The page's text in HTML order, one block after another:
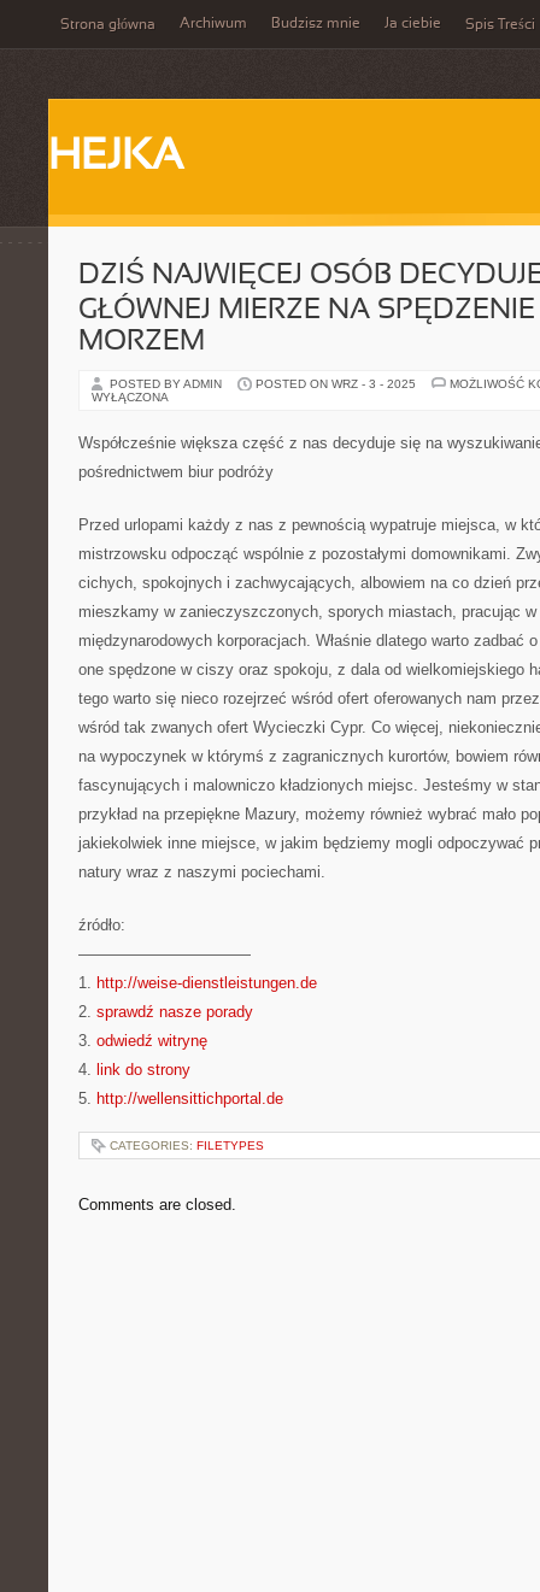
Strona główna Archiwum Budzisz mnie Ja ciebie Spis Treści
HEJKA
DZIŚ NAJWIĘCEJ OSÓB
GŁÓWNEJ MIERZE NA
MORZEM
POSTED BY ADMIN POSTED ON WRZ - 3 - 2025
MOŻLIWOŚĆ
WYŁĄCZONA
Współcześnie większa część z nas decyduje się na
pośrednictwem biur podróży
Przed urlopami każdy z nas z pewnością wypatruje miejsca, w
mistrzowsku odpocząć wspólnie z pozostałymi domownikami.
cichych, spokojnych i zachwycających, albowiem na co dzień
mieszkamy w zanieczyszczonych, sporych miastach, pracując
międzynarodowych korporacjach. Właśnie dlatego warto zadbać
one spędzone w ciszy oraz spokoju, z dala od wielkomiejskiego
tego warto się nieco rozejrzeć wśród ofert oferowanych nam
wśród tak zwanych ofert Wycieczki Cypr. Co więcej,
na wypoczynek w którymś z zagranicznych kurortów, bowiem
fascynujących i malowniczo kładzionych miejsc. Jesteśmy w
przykład na przepiękne Mazury, możemy również wybrać mało
jakiekolwiek inne miejsce, w jakim będziemy mogli odpoczywać
natury wraz z naszymi pociechami.
źródło:
———————————
1. http://weise-dienstleistungen.de
2. sprawdź nasze porady
3. odwiedź witrynę
4. link do strony
5. http://wellensittichportal.de
CATEGORIES: FILETYPES
Comments are closed.